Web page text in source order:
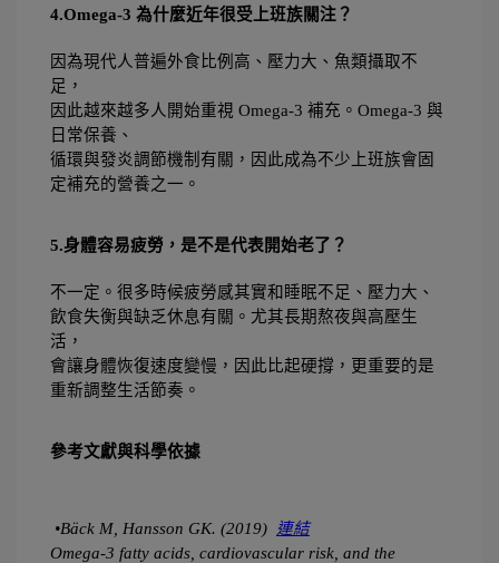
4.Omega-3 為什麼近年很受上班族關注？
因為現代人普遍外食比例高、壓力大、魚類攝取不
足，
因此越來越多人開始重視 Omega-3 補充。Omega-3 與
日常保養、
循環與發炎調節機制有關，因此成為不少上班族會固
定補充的營養之一。
5.身體容易疲勞，是不是代表開始老了？
不一定。很多時候疲勞感其實和睡眠不足、壓力大、
飲食失衡與缺乏休息有關。尤其長期熬夜與高壓生
活，
會讓身體恢復速度變慢，因此比起硬撐，更重要的是
重新調整生活節奏。
參考文獻與科學依據
•Bäck M, Hansson GK. (2019)
連結
Omega-3 fatty acids, cardiovascular risk, and the